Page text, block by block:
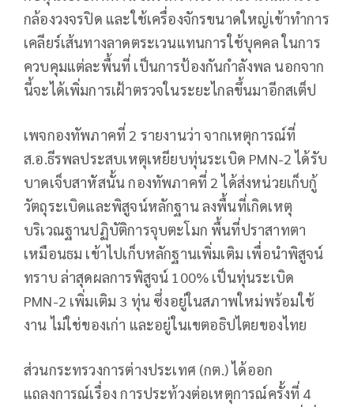
กล้องวงจรปิด และใช้เครื่องจักรขนาดใหญ่เข้าทำการ
เคลียร์เส้นทางลาดตระเวนแทนการใช้บุคคล ในการ
ควบคุมแต่ละพื้นที่ เป็นการป้องกันกำลังพล นอกจาก
นี้จะได้เพิ่มการเฝ้าตรวจในระยะไกลขึ้นมาอีกสเต็ป
เพจกองทัพภาคที่ 2 รายงานว่า จากเหตุการณ์ที่
ส.อ.ธีรพลประสบเหตุเหยียบทุ่นระเบิด PMN-2 ได้รับ
บาดเจ็บสาหัสนั้น กองทัพภาคที่ 2 ได้ส่งหน่วยเก็บกู้
วัตถุระเบิดและพิสูจน์หลักฐาน ลงพื้นที่เกิดเหตุ
บริเวณฐานปฏิบัติการจุบตะโมก พื้นที่ปราสาทตา
เหมือนธม เข้าไปเก็บหลักฐานเพิ่มเติม เพื่อนำพิสูจน์
ทราบ ล่าสุดผลการพิสูจน์ 100% เป็นทุ่นระเบิด
PMN-2 เพิ่มเติม 3 ทุ่น ซึ่งอยู่ในสภาพใหม่พร้อมใช้
งาน ไม่ใช่ของเก่า และอยู่ในเขตอธิปไตยของไทย
ส่วนกระทรวงการต่างประเทศ (กต.) ได้ออก
แถลงการณ์เรื่อง การประท้วงต่อเหตุการณ์ครั้งที่ 4